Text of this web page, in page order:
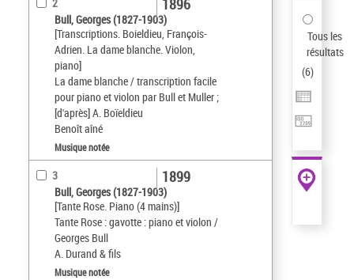
Bull, Georges (1827-1903)
[Transcriptions. Boieldieu, François-
Adrien. La dame blanche. Violon,
piano]
La dame blanche / transcription facile
pour piano et violon par Bull et Muller ;
[d'après] A. Boïeldieu
Benoît aîné
Musique notée
3
Bull, Georges (1827-1903)
[Tante Rose. Piano (4 mains)]
Tante Rose : gavotte : piano et violon /
Georges Bull
A. Durand & fils
1899
Musique notée
Tous les
résultats
(6)